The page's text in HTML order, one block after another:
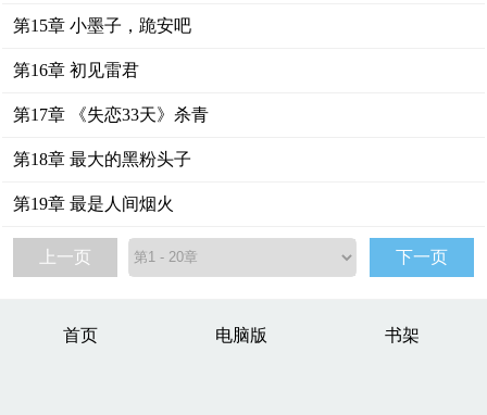
第15章 小墨子，跪安吧
第16章 初见雷君
第17章 《失恋33天》杀青
第18章 最大的黑粉头子
第19章 最是人间烟火
上一页 下一页
首页 电脑版 书架